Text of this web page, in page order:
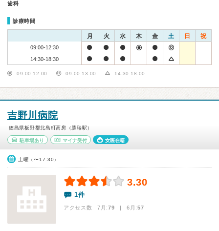
歯科
診療時間
月 火 水 木 金 土 日 祝
09:00-12:30
14:30-18:30
09:00-12:00 09:00-13:00 14:30-18:00
吉野川病院
徳島県板野郡北島町高房（勝瑞駅）
駐車場あり マイナ受付 女医在籍
土曜（〜17:30）
3.30
1件
アクセス数 7月:79 | 6月:57